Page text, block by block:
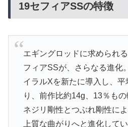
19セフィアSSの特徴
エギングロッドに求められ
フィアSSが、さらなる進化
イラルXを新たに導入し、平
り、前作比約14g、13％も
ネジリ剛性とつぶれ剛性に
上質な曲がりへと進化してい